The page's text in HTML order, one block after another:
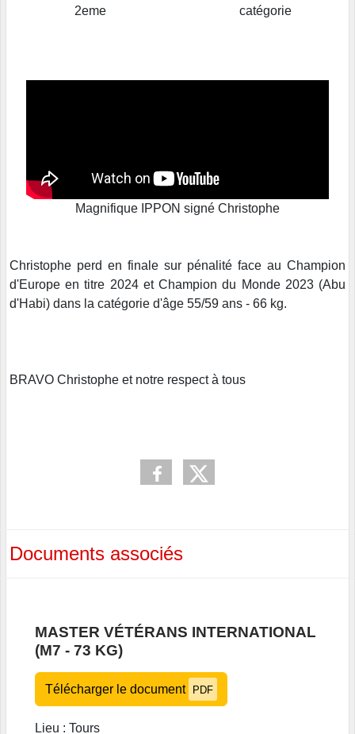
2eme
catégorie
Magnifique IPPON signé Christophe
Christophe perd en finale sur pénalité face au Champion
d'Europe en titre 2024 et Champion du Monde 2023 (Abu
d'Habi) dans la catégorie d'âge 55/59 ans - 66 kg.
BRAVO Christophe et notre respect à tous
Documents associés
MASTER VÉTÉRANS INTERNATIONAL
(M7 - 73 KG)
Télécharger le document PDF
Lieu : Tours